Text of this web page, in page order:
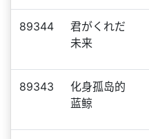
89344
君がくれだ
未来
89343
化身孤岛的
蓝鲸